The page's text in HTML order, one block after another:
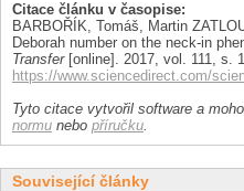
Citace článku v časopise:
BARBOŘÍK, Tomáš, Martin
Deborah number on the neck-in
Transfer[online]. 2017, vol. 111, s.
https://www.sciencedirect.com/
Tyto citace vytvořil software a
normu nebo příručku.
Související články